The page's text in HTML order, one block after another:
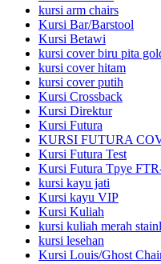
kursi arm chairs
Kursi Bar/Barstool
Kursi Betawi
kursi cover biru pita
kursi cover hitam
kursi cover putih
Kursi Crossback
Kursi Direktur
Kursi Futura
KURSI FUTURA
Kursi Futura Test
Kursi Futura Tpye
kursi kayu jati
Kursi kayu VIP
Kursi Kuliah
kursi kuliah merah
kursi lesehan
Kursi Louis/Ghost